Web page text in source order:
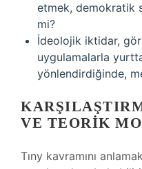
etmek, demokratik
mi?
İdeolojik iktidar,
uygulamalarla
yönlendirdiğinde,
VE TEORIK
Tıny kavramını